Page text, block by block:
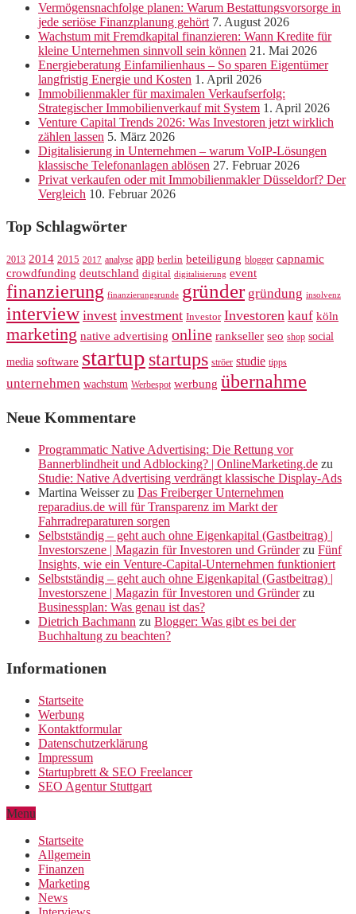
Vermögensnachfolge planen: Warum Bestattungsvorsorge in
jede seriöse Finanzplanung gehört 7. August 2026
Wachstum mit Fremdkapital finanzieren: Wann Kredite für
kleine Unternehmen sinnvoll sein können 21. Mai 2026
Energieberatung Einfamilienhaus – So sparen Eigentümer
langfristig Energie und Kosten 1. April 2026
Immobilienmakler für maximalen Verkaufserfolg:
Strategischer Immobilienverkauf mit System 1. April 2026
Venture Capital Trends 2026: Was Investoren jetzt wirklich
zählen lassen 5. März 2026
Digitalisierung in Unternehmen – warum VoIP-Lösungen
klassische Telefonanlagen ablösen 27. Februar 2026
Privat verkaufen oder mit Immobilienmakler Düsseldorf? Der
Vergleich 10. Februar 2026
Top Schlagwörter
2013 2014 2015 2017 analyse app berlin beteiligung blogger capnamic
crowdfunding deutschland digital digitalisierung event
finanzierung finanzierungsrunde gründer gründung insolvenz
interview invest investment Investor Investoren kauf köln
marketing native advertising online rankseller seo shop social
media software startup startups ströer studie tipps
unternehmen wachstum Werbespot werbung übernahme
Neue Kommentare
Programmatic Native Advertising: Die Rettung vor
Bannerblindheit und Adblocking? | OnlineMarketing.de zu
Studie: Native Advertising verdrängt klassische Display-Ads
Martina Weisserzu Das Freiberger Unternehmen
reparadius.de will für Transparenz im Markt der
Fahrradreparaturen sorgen
Selbstständig – geht auch ohne Eigenkapital (Gastbeitrag) |
Investorszene | Magazin für Investoren und Gründerzu Fünf
Insights, wie ein Venture-Capital-Unternehmen funktioniert
Selbstständig – geht auch ohne Eigenkapital (Gastbeitrag) |
Investorszene | Magazin für Investoren und Gründerzu
Businessplan: Was genau ist das?
Dietrich Bachmann zu Blogger: Was gibt es bei der
Buchhaltung zu beachten?
Informationen
Startseite
Werbung
Kontaktformular
Datenschutzerklärung
Impressum
Startupbrett & SEO Freelancer
SEO Agentur Stuttgart
Menu
Startseite
Allgemein
Finanzen
Marketing
News